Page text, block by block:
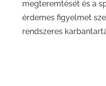
megteremtését és a
érdemes figyelmet
rendszeres